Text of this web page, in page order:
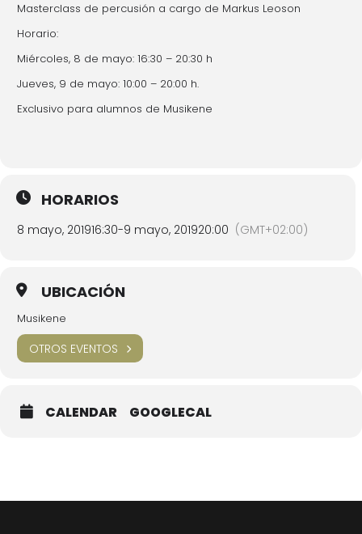
Masterclass de percusión a cargo de Markus Leoson
Horario:
Miércoles, 8 de mayo: 16:30 – 20:30 h
Jueves, 9 de mayo: 10:00 – 20:00 h.
Exclusivo para alumnos de Musikene
HORARIOS
8 mayo, 201916:30-9 mayo, 201920:00 (GMT+02:00)
UBICACIÓN
Musikene
OTROS EVENTOS
CALENDAR GOOGLECAL